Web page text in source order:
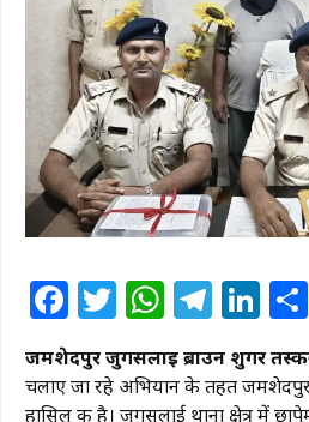
Facebook
Twitter
जमशेदपुर जुगसलाई ब्राउन शुगर
चलाए जा रहे अभियान के तहत
हासिल की है। जुगसलाई थाना क्षेत्र में